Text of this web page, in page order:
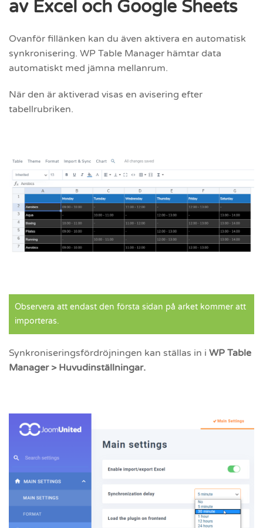
av Excel och Google Sheets
Ovanför fillänken kan du även aktivera en automatisk
synkronisering. WP Table Manager hämtar data
automatiskt med jämna mellanrum.
När den är aktiverad visas en avisering efter
tabellrubriken.
Observera att endast den första sidan på arket kommer att
importeras.
Synkroniseringsfördröjningen kan ställas in i WP Table
Manager > Huvudinställningar.